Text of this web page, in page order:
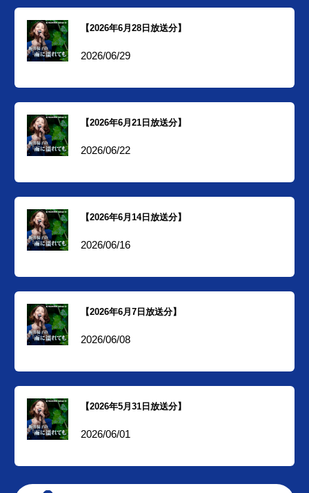
【2026年6月28日放送分】
2026/06/29
【2026年6月21日放送分】
2026/06/22
【2026年6月14日放送分】
2026/06/16
【2026年6月7日放送分】
2026/06/08
【2026年5月31日放送分】
2026/06/01